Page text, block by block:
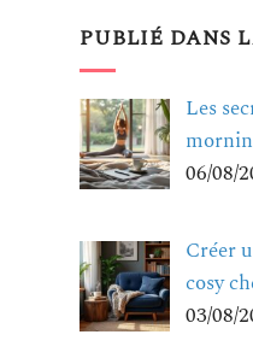
PUBLIÉ DANS
Les
06/08/
Créer
cosy
03/08/